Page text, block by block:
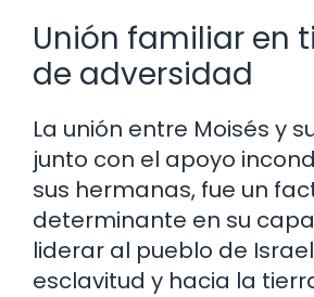
Unión familiar en
de adversidad
La unión entre Moisés y
junto con el apoyo
sus hermanas, fue un
determinante en su
liderar al pueblo de
esclavitud y hacia la